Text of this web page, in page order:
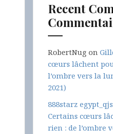
Recent
RobertNug on
cœurs lâchent
l’ombre vers la
2021)
888starz
Certains cœurs
rien : de l’ombre